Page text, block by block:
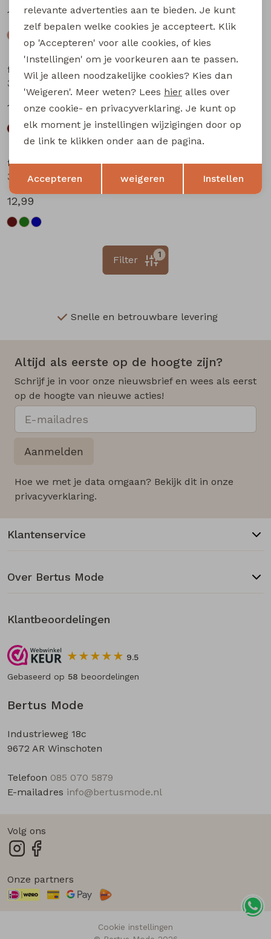
12,99
12,99
flinq newborn
3312201 W20304 baby jongens lange broek Bruin
12,99
flinq newborn
12,99
flinq newborn
3312201 W20304 baby jongens lange broek Marine
12,99
1
Filter
Snelle en betrouwbare levering
Altijd als eerste op de hoogte zijn?
Schrijf je in voor onze nieuwsbrief en wees als eerst
op de hoogte van nieuwe acties!
Aanmelden
Hoe we met je data omgaan? Bekijk dit in onze
privacyverklaring.
Bertus Mode
Industrieweg 18c
9672 AR Winschoten
Telefoon 085 070 5879
E-mailadres info@bertusmode.nl
Klantenservice
Over Bertus Mode
Klantbeoordelingen
9.5
Gebaseerd op 58 beoordelingen
Volg ons
Onze partners
Cookie instellingen
Terug Opslaan
relevante advertenties aan te bieden. Je kunt
zelf bepalen welke cookies je accepteert. Klik
op 'Accepteren' voor alle cookies, of kies
'Instellingen' om je voorkeuren aan te passen.
Wil je alleen noodzakelijke cookies? Kies dan
'Weigeren'. Meer weten? Lees hier alles over
onze cookie- en privacyverklaring. Je kunt op
elk moment je instellingen wijzigingen door op
de link te klikken onder aan de pagina.
Accepteren weigeren Instellen